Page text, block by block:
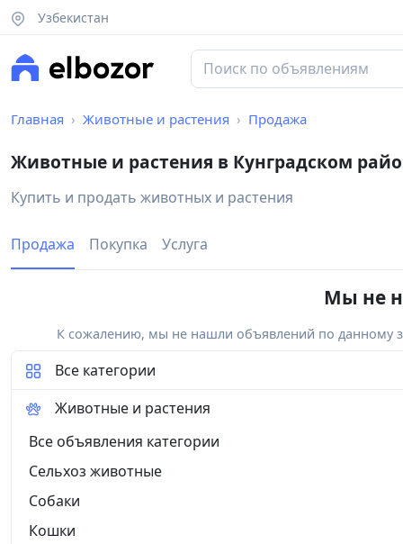
Узбекистан
Главная Животные и растения Продажа
Животные и растения в Кунградском
Купить и продать животных и растения
Продажа Покупка Услуга
Мы не
К сожалению, мы не нашли объявлений по данному
Все категории
Животные и растения
Все объявления категории
Сельхоз животные
Собаки
Кошки